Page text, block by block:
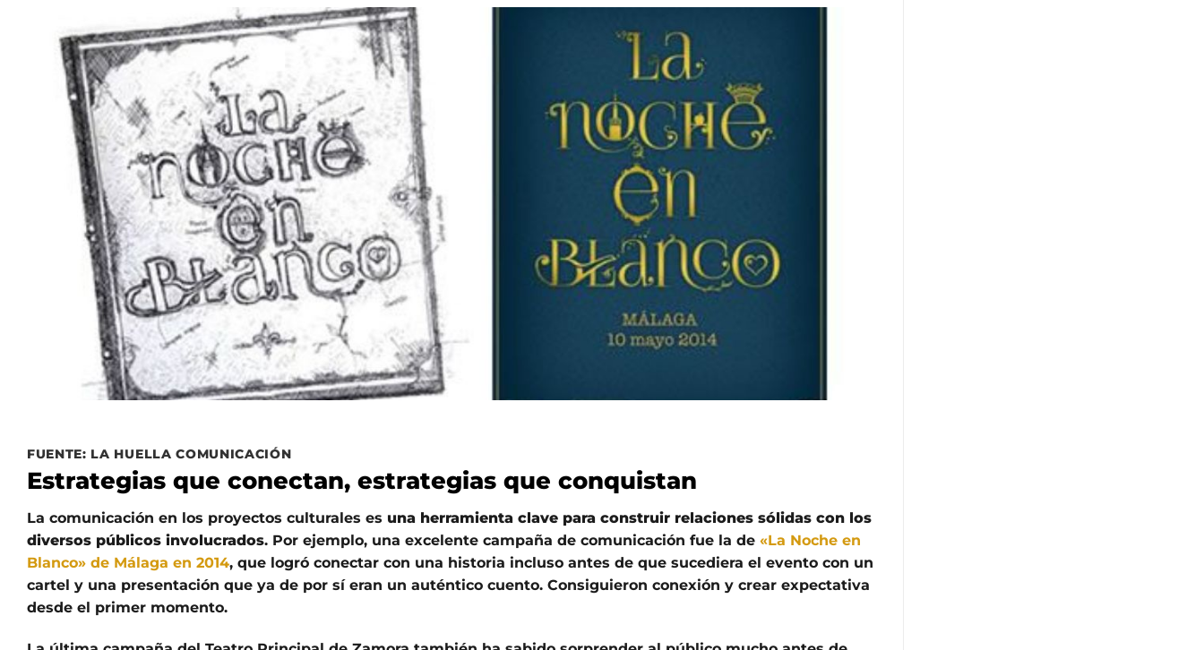
FUENTE: LA HUELLA COMUNICACIÓN
Estrategias que conectan, estrategias que conquistan
La comunicación en los proyectos culturales es una herramienta clave para construir relaciones sólidas con los
diversos públicos involucrados. Por ejemplo, una excelente campaña de comunicación fue la de «La Noche en
Blanco» de Málaga en 2014, que logró conectar con una historia incluso antes de que sucediera el evento con un
cartel y una presentación que ya de por sí eran un auténtico cuento. Consiguieron conexión y crear expectativa
desde el primer momento.